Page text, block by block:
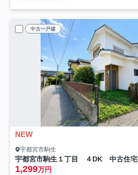
中古一戸建
NEW
宇都宮市駒生
宇都宮市駒生１丁目 ４DK 中古住宅
1,299万円